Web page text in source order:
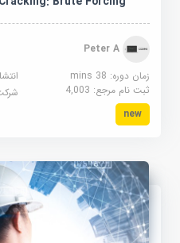
Peter A
زمان دوره: 38 mins
ثبت نام مرجع:4,003 شرکت:
new